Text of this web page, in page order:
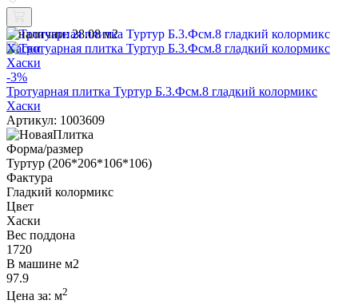
В наличии: 28.08 м2
-3%
Тротуарная плитка Туртур Б.3.Фсм.8 гладкий колормикс
Хаски
Артикул: 1003609
Форма/размер
Туртур (206*206*106*106)
Фактура
Гладкий колормикс
Цвет
Хаски
Вес поддона
1720
В машине м2
97.9
Цена за: м2